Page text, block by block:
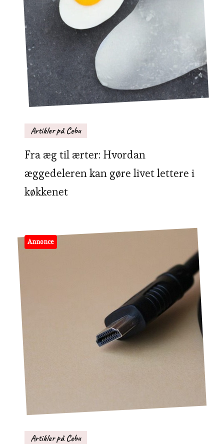
Artikler på Cebu
Fra æg til ærter: Hvordan
æggedeleren kan gøre livet lettere i
køkkenet
Annonce
Artikler på Cebu